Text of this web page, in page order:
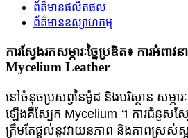
ព័ត៌មានផលិតផល
ព័ត៌មានឧស្សាហកម្ម
ការស្វែងរកសម្ភារៈច្នៃប្រឌិត៖ ការអំពា
Mycelium Leather
នៅចំនុចប្រសព្វនៃម៉ូដ និងបរិស្ថាន សម្ភ
ឡើងគឺស្បែក Mycelium ។ ការជំនួសស្
ត្រឹមតែផ្តល់នូវវាយនភាព និងភាពស្រស់ស្